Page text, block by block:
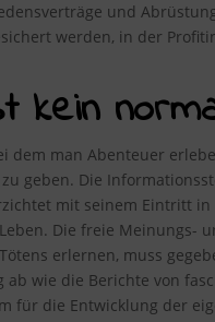
und
werden, in der
kein
dem man Abenteuer
geben. Die
mit seinem Eintritt
Die freie Meinungs-
erlernen, muss
wie die Berichte von
für die Entwicklung der